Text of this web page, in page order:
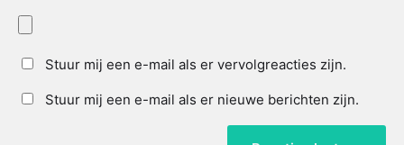
Stuur mij een e-mail als er vervolgreacties zijn.
Stuur mij een e-mail als er nieuwe berichten zijn.